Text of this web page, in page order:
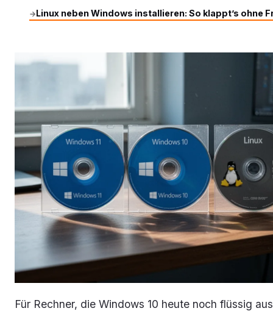
→Linux neben Windows installieren: So klappt’s ohne
Für Rechner, die Windows 10 heute noch flüssig